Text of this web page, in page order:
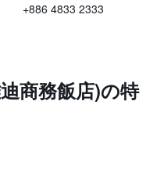
+886 4833 2333
商務飯店)の特